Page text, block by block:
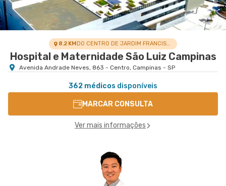
8.2 KM DO CENTRO DE JARDIM FRANCISCA
Hospital e Maternidade São Luiz Campinas
Avenida Andrade Neves, 863 - Centro, Campinas - SP
362 médicos disponíveis
MARCAR CONSULTA
Ver mais informações